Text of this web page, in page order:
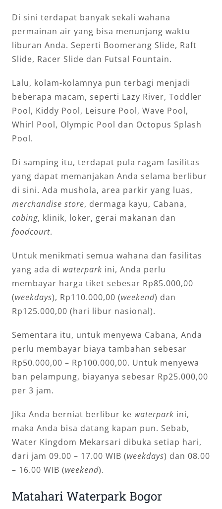
Di sini terdapat banyak sekali wahana
permainan air yang bisa menunjang waktu
liburan Anda. Seperti Boomerang Slide, Raft
Slide, Racer Slide dan Futsal Fountain.
Lalu, kolam-kolamnya pun terbagi menjadi
beberapa macam, seperti Lazy River, Toddler
Pool, Kiddy Pool, Leisure Pool, Wave Pool,
Whirl Pool, Olympic Pool dan Octopus Splash
Pool.
Di samping itu, terdapat pula ragam fasilitas
yang dapat memanjakan Anda selama berlibur
di sini. Ada mushola, area parkir yang luas,
merchandise store, dermaga kayu, Cabana,
cabing, klinik, loker, gerai makanan dan
foodcourt.
Untuk menikmati semua wahana dan fasilitas
yang ada di waterpark ini, Anda perlu
membayar harga tiket sebesar Rp85.000,00
(weekdays), Rp110.000,00 (weekend) dan
Rp125.000,00 (hari libur nasional).
Sementara itu, untuk menyewa Cabana, Anda
perlu membayar biaya tambahan sebesar
Rp50.000,00 – Rp100.000,00. Untuk menyewa
ban pelampung, biayanya sebesar Rp25.000,00
per 3 jam.
Jika Anda berniat berlibur ke waterpark ini,
maka Anda bisa datang kapan pun. Sebab,
Water Kingdom Mekarsari dibuka setiap hari,
dari jam 09.00 – 17.00 WIB (weekdays) dan 08.00
– 16.00 WIB (weekend).
Matahari Waterpark Bogor